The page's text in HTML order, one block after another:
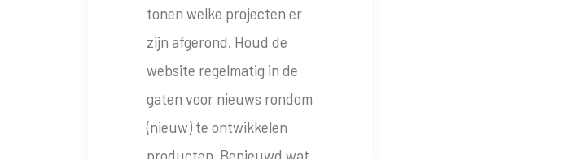
tonen welke projecten er
zijn afgerond. Houd de
website regelmatig in de
gaten voor nieuws rondom
(nieuw) te ontwikkelen